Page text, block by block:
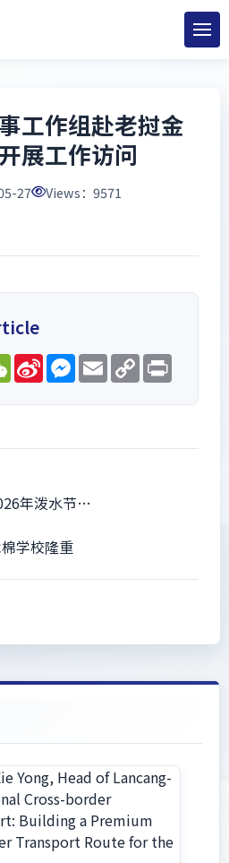
工作组赴老挝金
展工作访问
27 Views： 9571
WeChat
Sina
Weibo
Messenger
EmailCopy
Link
年泼水节…
学校隆重